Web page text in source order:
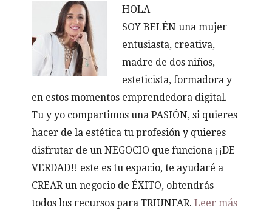
HOLA
SOY BELÉN una mujer
entusiasta, creativa,
madre de dos niños,
esteticista, formadora y
en estos momentos emprendedora digital.
Tu y yo compartimos una PASIÓN, si quieres
hacer de la estética tu profesión y quieres
disfrutar de un NEGOCIO que funciona ¡¡DE
VERDAD!! este es tu espacio, te ayudaré a
CREAR un negocio de ÉXITO, obtendrás
todos los recursos para TRIUNFAR.Leer más